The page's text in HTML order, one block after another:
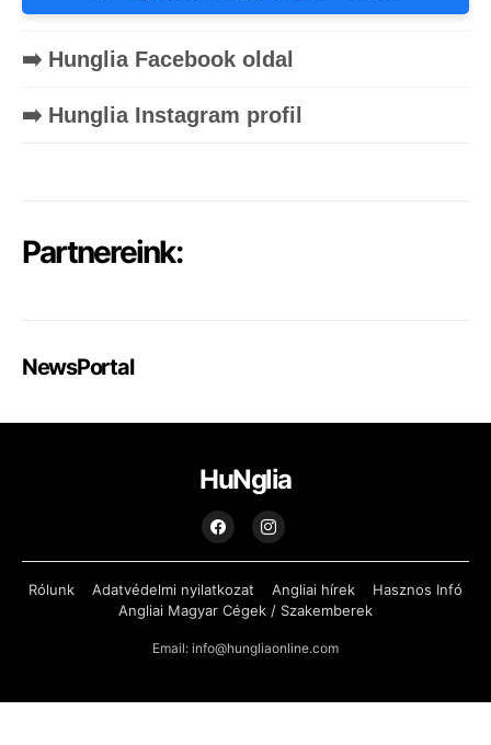
➡️ Hunglia Facebook oldal
➡️ Hunglia Instagram profil
Partnereink:
NewsPortal
HuNglia
Rólunk Adatvédelmi nyilatkozat Angliai hírek
Hasznos Infó
Angliai Magyar Cégek / Szakemberek
Email: info@hungliaonline.com